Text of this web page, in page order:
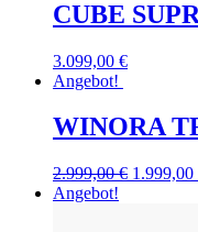
CUBE
3.099,00 €
Angebot!
WINORA
2.999,00€ 1.999,00
Angebot!